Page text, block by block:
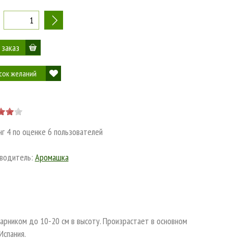
+
желаний
4по оценке 6 пользователей
Аромашка
до 10-20 см в высоту. Произрастает в основном